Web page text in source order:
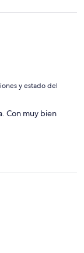
y estado del
Con muy bien